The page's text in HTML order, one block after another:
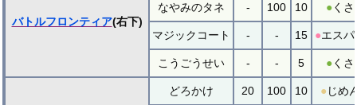
バトルフロンティア(右下)
なやみのタネ - 100 10 ●くさ
マジックコート - - 15 ●エスパ
こうごうせい - - 5 ●くさ
どろかけ 20 100 10 ● じめ